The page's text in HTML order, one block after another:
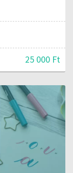
25 000 Ft